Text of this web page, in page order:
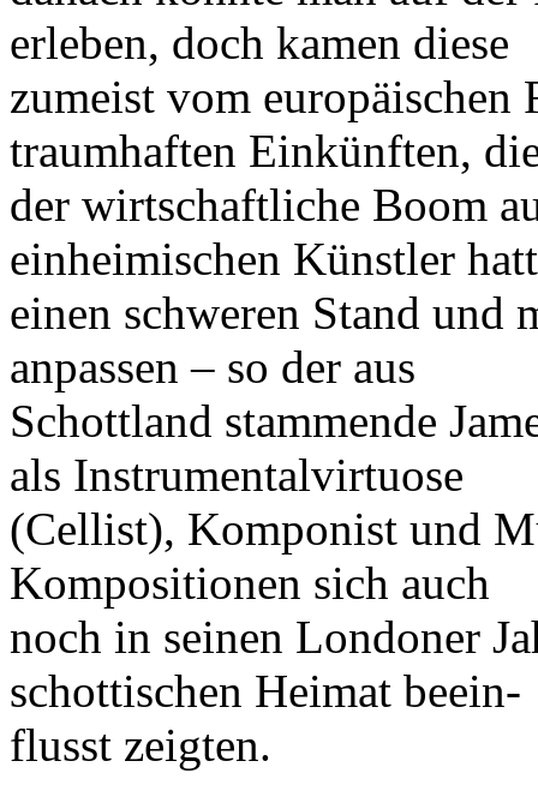
erleben, doch kamen diese
zumeist vom europäischen
traumhaften Einkünften,
der wirtschaftliche Boom
einheimischen Künstler
einen schweren Stand und
anpassen – so der aus
Schottland stammende
als Instrumentalvirtuose
(Cellist), Komponist und
Kompositionen sich auch
noch in seinen Londoner
schottischen Heimat beein-
flusst zeigten.